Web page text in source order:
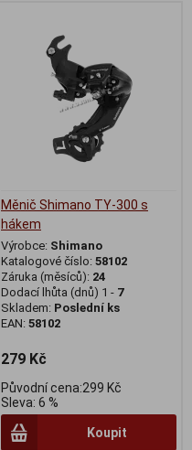
Měnič Shimano TY-300 s
hákem
Výrobce: Shimano
Katalogové číslo: 58102
Záruka (měsíců): 24
Dodací lhůta (dnů) 1 - 7
Skladem: Poslední ks
EAN: 58102
279 Kč
Původní cena:299 Kč
Sleva: 6 %
Koupit